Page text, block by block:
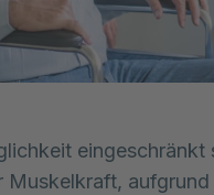
eingeschränkt
Muskelkraft,